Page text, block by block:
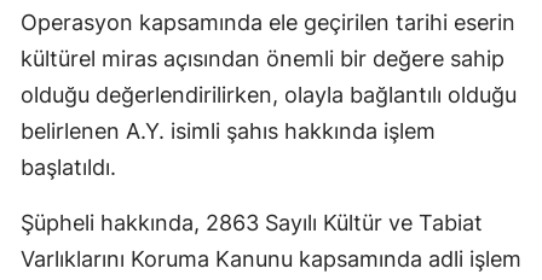
Operasyon kapsamında ele geçirilen tarihi eserin
kültürel miras açısından önemli bir değere sahip
olduğu değerlendirilirken, olayla bağlantılı olduğu
belirlenen A.Y. isimli şahıs hakkında işlem
başlatıldı.
Şüpheli hakkında, 2863 Sayılı Kültür ve Tabiat
Varlıklarını Koruma Kanunu kapsamında adli işlem